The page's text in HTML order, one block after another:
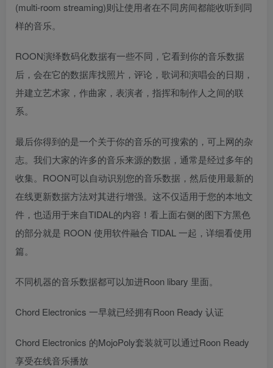
(multi-room streaming)则让使用者在不同房间都能收听到同
样的音乐。
ROON演绎数码化数据有一些不同，它看到你的音乐数据
后，会在它的数据库找照片，评论，歌词和演唱会的日期，
并建立艺术家，作曲家，表演者，指挥和制作人之间的联
系。
最后你得到的是一个关于你的音乐的可搜索的，可上网的杂
志。我们大家的许多的音乐来源的数据，通常是经过多年的
收集。ROON可以自动识别您的音乐数据，然后使用最新的
在线更新数据方法对其进行增强。这不仅适用于您的本地文
件，也适用于来自TIDAL的内容！看上面右侧的图下方黑色
的部分就是 ROON 使用软件融合 TIDAL 一起，详细看使用
篇。
不同机器的音乐数据都可以加进Roon libary 里面。
Chord Electronics 一早就已经拥有Roon Ready 认证
Chord Electronics 的MojoPoly套装就可以通过Roon Ready
享受在线音乐播放